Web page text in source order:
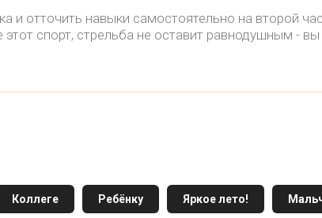
и отточить навыки самостоятельно на второй
спорт, стрельба не оставит равнодушным -
Коллеге Ребёнку Яркое лето!